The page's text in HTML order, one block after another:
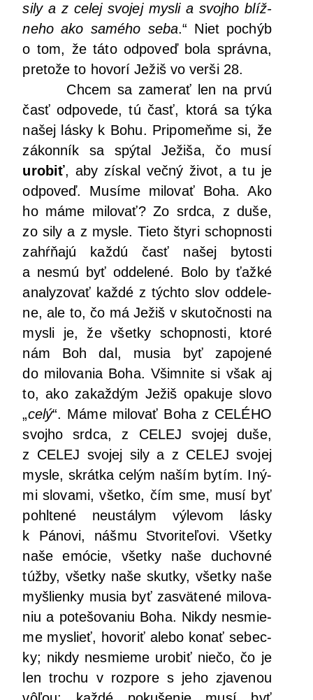
sily a z celej svo­jej mys­li a svoj­ho blíž­
ne­ho ako samé­ho seba.“ Niet pochýb
o tom, že táto odpo­veď bola správ­na,
pre­to­že to hovo­rí Ježiš vo ver­ši 28.
Chcem sa zame­rať len na prvú
časť odpo­ve­de, tú časť, kto­rá sa týka
našej lás­ky k Bohu. Pri­po­meň­me si, že
zákon­ník sa spý­tal Ježi­ša, čo musí
uro­biť, aby zís­kal več­ný život, a tu je
odpo­veď. Musí­me milo­vať Boha. Ako
ho máme milo­vať? Zo srd­ca, z duše,
zo sily a z mys­le. Tie­to šty­ri schop­nos­ti
zahŕňa­jú kaž­dú časť našej bytos­ti
a nesmú byť odde­le­né. Bolo by ťaž­ké
ana­ly­zo­vať kaž­dé z tých­to slov odde­le­
ne, ale to, čo má Ježiš v sku­toč­nos­ti na
mys­li je, že všet­ky schop­nos­ti, kto­ré
nám Boh dal, musia byť zapo­je­né
do milo­va­nia Boha. Všim­ni­te si však aj
to, ako zakaž­dým Ježiš opa­ku­je slo­vo
„celý“. Máme milo­vať Boha z CELÉHO
svoj­ho srd­ca, z CELEJ svo­jej duše,
z CELEJ svo­jej sily a z CELEJ svo­jej
mys­le, skrát­ka celým naším bytím. Iný­
mi slo­va­mi, všet­ko, čím sme, musí byť
pohl­te­né neus­tá­lym výle­vom lás­ky
k Páno­vi, náš­mu Stvo­ri­te­ľo­vi. Všet­ky
naše emó­cie, všet­ky naše duchov­né
túž­by, všet­ky naše skut­ky, všet­ky naše
myš­lien­ky musia byť zasvä­te­né milo­va­
niu a pote­šo­va­niu Boha. Nikdy nesmie­
me mys­lieť, hovo­riť ale­bo konať sebec­
ky; nikdy nesmie­me uro­biť nie­čo, čo je
len tro­chu v roz­po­re s jeho zja­ve­nou